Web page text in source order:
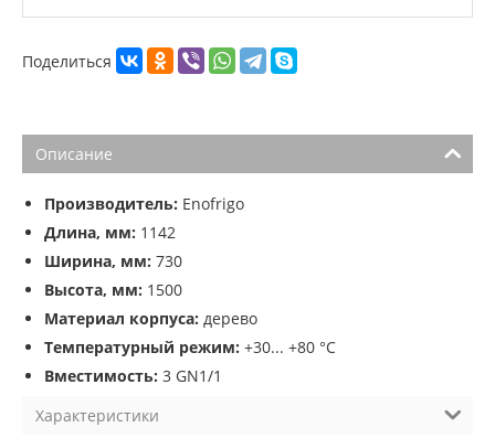
Поделиться
Описание
Производитель: Enofrigo
Длина, мм: 1142
Ширина, мм: 730
Высота, мм: 1500
Материал корпуса: дерево
Температурный режим: +30... +80 °C
Вместимость: 3 GN1/1
Характеристики